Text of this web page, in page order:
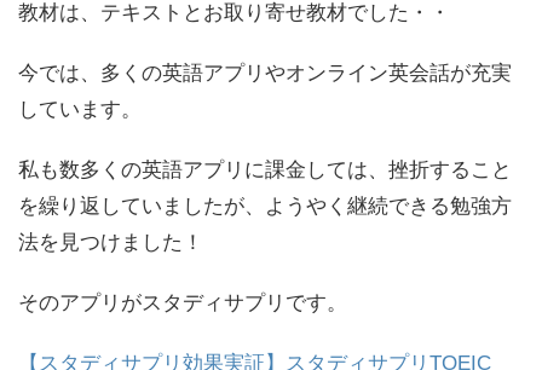
教材は、テキストとお取り寄せ教材でした・・
今では、多くの英語アプリやオンライン英会話が充実
しています。
私も数多くの英語アプリに課金しては、挫折すること
を繰り返していましたが、ようやく継続できる勉強方
法を見つけました！
そのアプリがスタディサプリです。
【スタディサプリ効果実証】スタディサプリTOEIC